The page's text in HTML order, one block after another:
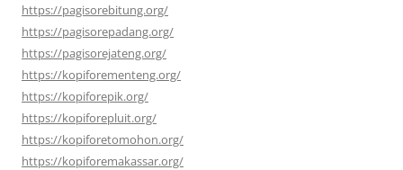
https://pagisorebitung.org/
https://pagisorepadang.org/
https://pagisorejateng.org/
https://kopiforementeng.org/
https://kopiforepik.org/
https://kopiforepluit.org/
https://kopiforetomohon.org/
https://kopiforemakassar.org/